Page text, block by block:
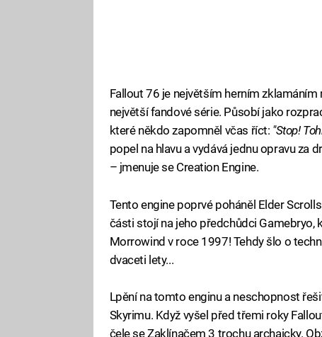
Fallout 76 je největším herním
největší fandové série. Působí jako
které někdo zapomněl včas říct: "Stop!
popel na hlavu a vydává jednu opravu za
– jmenuje se Creation Engine.
Tento engine poprvé poháněl Elder
části stojí na jeho předchůdci Gamebryo,
Morrowind v roce 1997! Tehdy šlo o
dvaceti lety...
Lpění na tomto enginu a neschopnost
Skyrimu. Když vyšel před třemi roky
čele se Zaklínačem 3 trochu archaicky.